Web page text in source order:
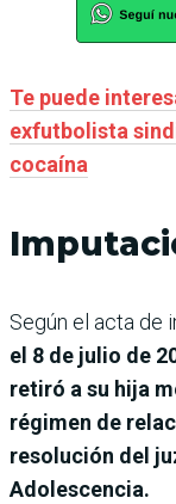
Te puede
exfutbolista
cocaína
Según el acta de
el 8 de julio de
retiró a su hija
régimen de
resolución del
Adolescencia.